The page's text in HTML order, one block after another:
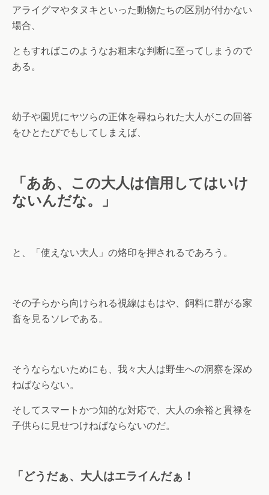
アライグマやタヌキといった動物たちの区別が付かない
場合、
ともすればこのようなお粗末な判断に至ってしまうので
ある。
幼子や園児にヤツらの正体を尋ねられた大人がこの回答
をひとたびでもしてしまえば、
「ああ、この大人は信用してはいけ
ないんだな。」
と、「使えない大人」の烙印を押されるであろう。
その子らから向けられる視線はもはや、飼料に群がる家
畜を見るソレである。
そうならないためにも、我々大人は野生への洞察を深め
ねばならない。
そしてスマートかつ知的な対応で、大人の余裕と貫禄を
子供らに見せつけねばならないのだ。
「どうだぁ、大人はエライんだぁ！